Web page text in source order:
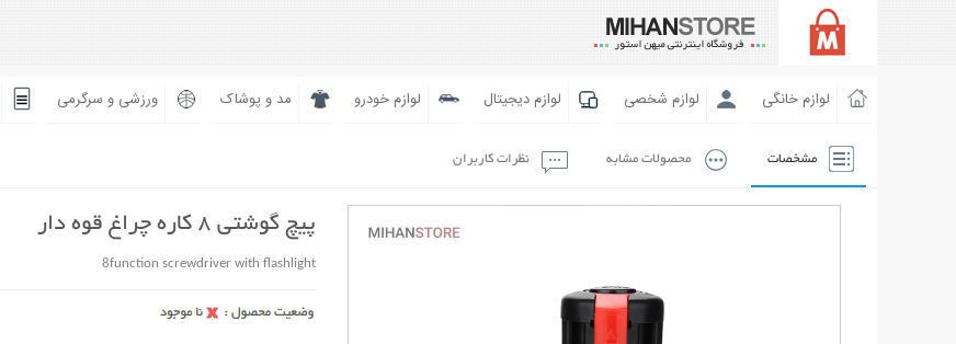
لوازم خانگی لوازم شخصی لوازم دیجیتال لوازم خودرو مد و پوشاک ورزشی و سرگرمی
مشخصات محصولات مشابه نظرات کاربران
پیچ گوشتی 8 کاره چراغ قوه دار
8function screwdriver with flashlight